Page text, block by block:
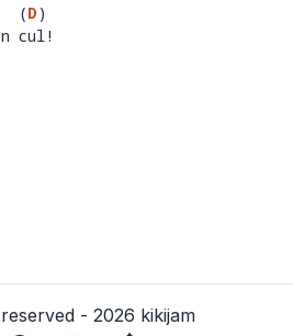
(D )
ul
cul!
- 2026 kikijam